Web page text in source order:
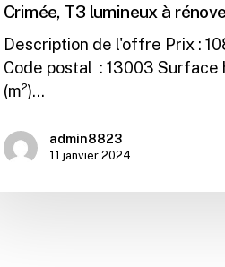
Crimée, T3 lumineux à
Description de l'offre Prix :
Code postal : 13003 Surface
(m²)…
admin8823
11 janvier 2024